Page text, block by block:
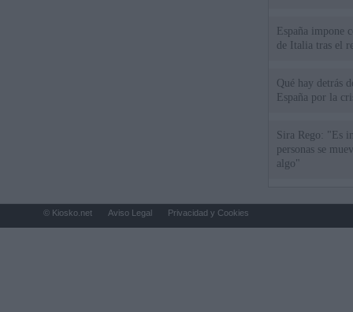
España impone
de Italia tras el
Qué hay detrás
España por la
Sira Rego: "Es
personas se
algo"
© Kiosko.net Aviso Legal Privacidad y Cookies